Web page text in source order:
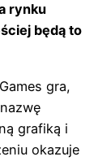
rynku
będą to
gra,
grafiką i
okazuje